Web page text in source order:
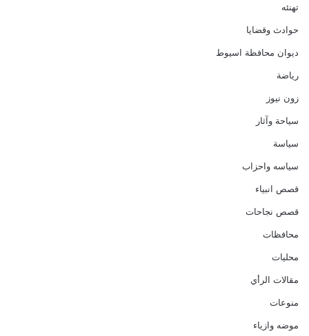
تهنئه
حوادث وقضايا
ديوان محافظة اسيوط
رياضة
زون نيوز
سياحة وآثار
سياسة
سياسه واحزاب
قصص انبياء
قصص نجاحات
محافظات
محليات
مقالات الرأي
منوعات
موضه وازياء